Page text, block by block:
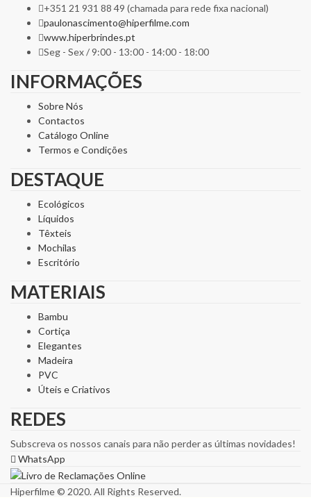
+351 21 931 88 49 (chamada para rede fixa nacional)
paulonascimento@hiperfilme.com
www.hiperbrindes.pt
Seg - Sex / 9:00 - 13:00 - 14:00 - 18:00
INFORMAÇÕES
Sobre Nós
Contactos
Catálogo Online
Termos e Condições
DESTAQUE
Ecológicos
Líquidos
Têxteis
Mochilas
Escritório
MATERIAIS
Bambu
Cortiça
Elegantes
Madeira
PVC
Úteis e Criativos
REDES
Subscreva os nossos canais para não perder as últimas novidades!
WhatsApp
Hiperfilme © 2020. All Rights Reserved.